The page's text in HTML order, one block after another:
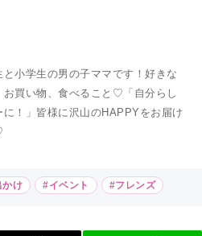
小学生の男の子ママです！好きな
お買い物、食べること♡「自分らし
に！」皆様に沢山のHAPPYをお届け
かけ #イベント #フレンズ